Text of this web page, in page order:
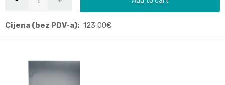
Cijena (bez PDV-a): 123,00€